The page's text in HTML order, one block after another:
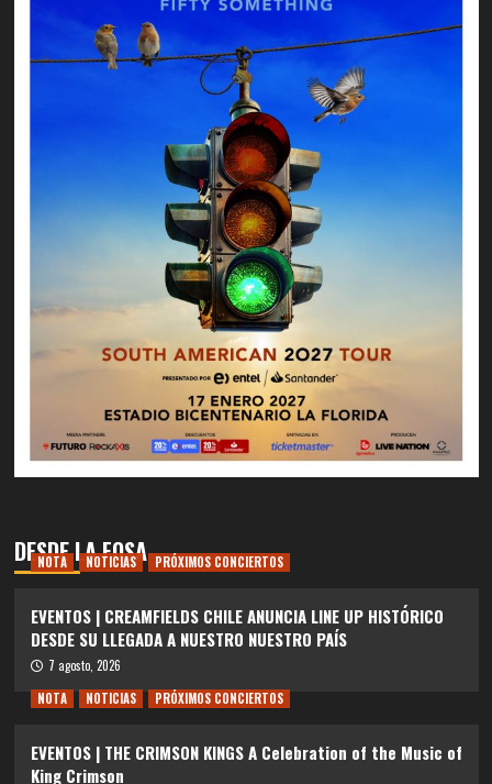
DESDE LA FOSA
NOTA NOTICIAS PRÓXIMOS CONCIERTOS
EVENTOS | CREAMFIELDS CHILE ANUNCIA LINE UP HISTÓRICO
DESDE SU LLEGADA A NUESTRO NUESTRO PAÍS
7 agosto, 2026
NOTA
NOTICIAS PRÓXIMOS CONCIERTOS
EVENTOS | THE CRIMSON KINGS A Celebration of the Music of
King Crimson